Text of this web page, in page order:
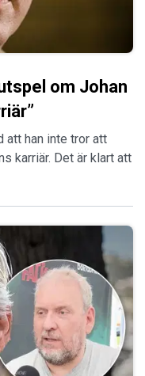
om Johan
att han inte tror att
karriär. Det är klart att